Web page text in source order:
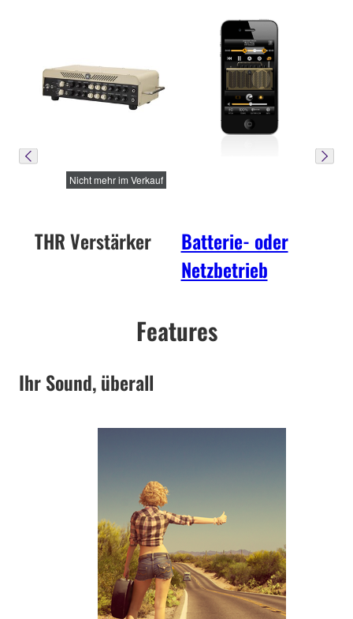
THR Verstärker
Nicht mehr im Verkauf
Batterie- oder
Netzbetrieb
Features
Ihr Sound, überall